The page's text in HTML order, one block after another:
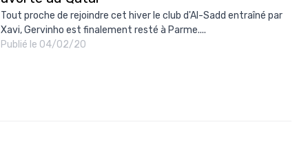
Tout proche de rejoindre cet hiver le club d'Al-Sadd entraîné par
Xavi, Gervinho est finalement resté à Parme....
Publié le 04/02/20